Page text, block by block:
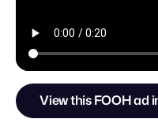
View this FOOH ad